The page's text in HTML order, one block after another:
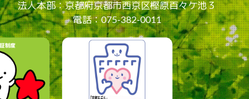
法人本部：京都府京都市西京区樫原百々ケ池３
電話：075-382-0011